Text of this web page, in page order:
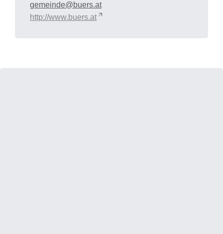
gemeinde@buers.at
http://www.buers.at